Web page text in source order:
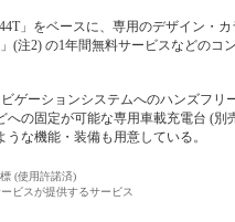
」をベースに、専用のデザイン・
(注2) の1年間無料サービスなどのコ
ゲーションシステムへのハンズフリ
の固定が可能な専用車載充電台 (別
な機能・装備も用意している。
(使用許諾済)
ビスが提供するサービス